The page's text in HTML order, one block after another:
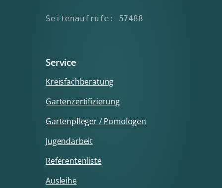
Seitenaufrufe: 57488
Service
Kreisfachberatung
Gartenzertifizierung
Gartenpfleger / Pomologen
Jugendarbeit
Referentenliste
Ausleihe